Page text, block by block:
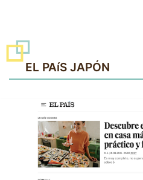
EL PAíS JAPÓN